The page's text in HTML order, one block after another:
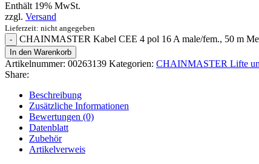
Enthält 19% MwSt.
zzgl. Versand
Lieferzeit: nicht angegeben
CHAINMASTER Kabel CEE 4 pol 16 A male/fem., 50 m
In den Warenkorb
Artikelnummer: 00263139 Kategorien: CHAINMASTER Lifte
Share:
Beschreibung
Zusätzliche Informationen
Bewertungen (0)
Datenblatt
Zubehör
Artikelverweis